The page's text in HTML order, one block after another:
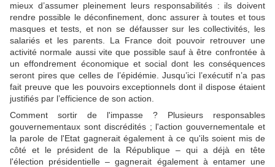
mieux d’assumer pleinement leurs responsabilités : ils doivent
rendre possible le déconfinement, donc assurer à toutes et tous
masques et tests, et non se défausser sur les collectivités, les
salariés et les parents. La France doit pouvoir retrouver une
activité normale aussi vite que possible sauf à être confrontée à
un effondrement économique et social dont les conséquences
seront pires que celles de l’épidémie. Jusqu’ici l’exécutif n’a pas
fait preuve que les pouvoirs exceptionnels dont il dispose étaient
justifiés par l’efficience de son action.
Comment sortir de l'impasse ? Plusieurs responsables
gouvernementaux sont discrédités ; l'action gouvernementale et
la parole de l'Etat gagnerait également à ce qu'ils soient mis de
côté et le président de la République – qui a déjà en tête
l'élection présidentielle – gagnerait également à entamer une